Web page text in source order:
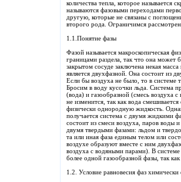
количества тепла, которое называется
называются фазовыми переходами
другую, которые не связаны с
второго рода. Ограничимся
1.1.Понятие фазы
Фазой называется макроскопическая
границами раздела, так что она может
закрытом сосуде заключена некая
является двухфазной. Она состоит из
Если бы воздуха не было, то в системе
Бросим в воду кусочки льда. Система
(вода) и газообразной (смесь воздуха
не изменится, так как вода
физически однородную жидкость.
получается система с двумя жидкими
состоит из смеси воздуха, паров воды
двумя твердыми фазами: льдом и
та или иная фаза единым телом или
воздухе образуют вместе с ним
воздуха с водяными парами). В
более одной газообразной фазы, так
1.2. Условие равновесия фаз химически